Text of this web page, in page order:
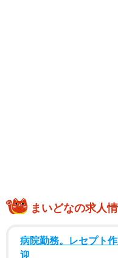
まいどなの求人
病院勤務。レセプト
迎